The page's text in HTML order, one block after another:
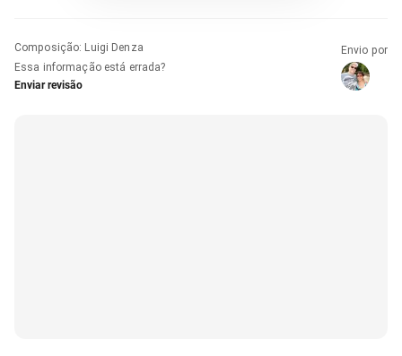
Composição: Luigi Denza
Essa informação está errada?
Enviar revisão
Envio por